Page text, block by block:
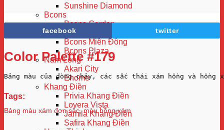
Sunshine Diamond
Bcons
Bcons Garden
Bcons Green View
Bcons Miền Đông
Bcons Plaza
Nam Long
Akari City
Ehome
Khang Điền
Privia Khang Điền
Lovera Vista
Jamila Khang Điền
Safira Khang Điền
facebook twitter
Color Palette #179
Bảng màu của dòng chảy, các sắc thái xám hồng và
Tags:
Bảng màu xám đơn sắc,màu hồng xám